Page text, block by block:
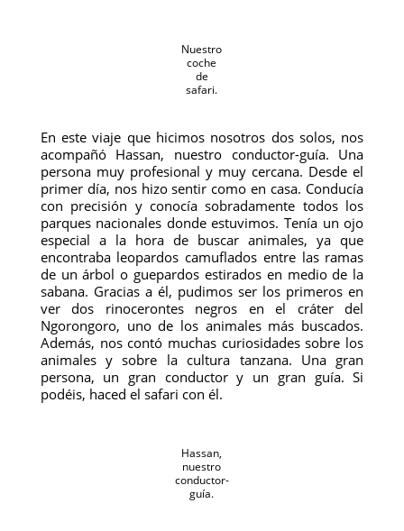
Nuestro
coche
de
safari.
En este viaje que hicimos nosotros dos solos, nos
acompañó Hassan, nuestro conductor-guía. Una
persona muy profesional y muy cercana. Desde el
primer día, nos hizo sentir como en casa. Conducía
con precisión y conocía sobradamente todos los
parques nacionales donde estuvimos. Tenía un ojo
especial a la hora de buscar animales, ya que
encontraba leopardos camuflados entre las ramas
de un árbol o guepardos estirados en medio de la
sabana. Gracias a él, pudimos ser los primeros en
ver dos rinocerontes negros en el cráter del
Ngorongoro, uno de los animales más buscados.
Además, nos contó muchas curiosidades sobre los
animales y sobre la cultura tanzana. Una gran
persona, un gran conductor y un gran guía. Si
podéis, haced el safari con él.
Hassan,
nuestro
conductor-
guía.